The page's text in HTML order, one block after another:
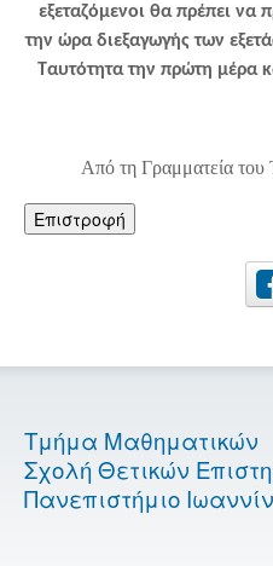
εξεταζόμενοι θα πρέπει
την ώρα διεξαγωγής των
Ταυτότητα την πρώτη μέρα
Από τη Γραμματεία
Επιστροφή
Τμήμα Μαθηματικών
Σχολή Θετικών
Πανεπιστήμιο